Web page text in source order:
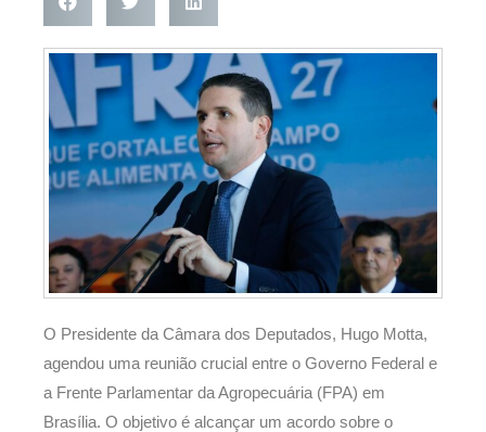
O Presidente da Câmara dos Deputados, Hugo Motta,
agendou uma reunião crucial entre o Governo Federal e
a Frente Parlamentar da Agropecuária (FPA) em
Brasília. O objetivo é alcançar um acordo sobre o